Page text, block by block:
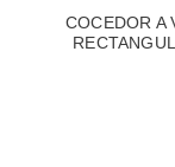
COCEDOR A